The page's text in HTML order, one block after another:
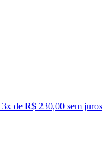
3x de R$ 230,00 sem juros